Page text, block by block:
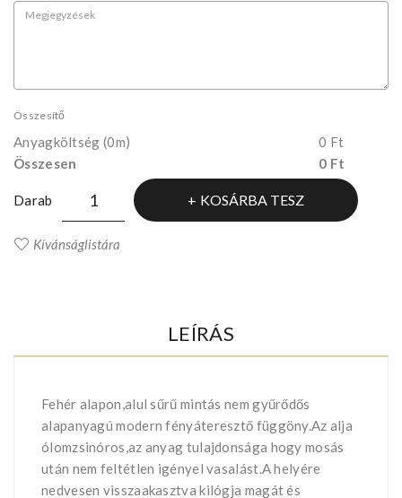
Összesítő
Anyagköltség (0m)
0 Ft
Összesen
0 Ft
Darab KOSÁRBA TESZ
Kívánságlistára
LEÍRÁS
Fehér alapon,alul sűrű mintás nem gyűrődős
alapanyagú modern fényáteresztő függöny.Az alja
ólomzsinóros,az anyag tulajdonsága hogy mosás
után nem feltétlen igényel vasalást.A helyére
nedvesen visszaakasztva kilógja magát és